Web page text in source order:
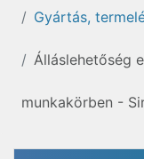
Gyártás,
Álláslehetőség
munkakörben -